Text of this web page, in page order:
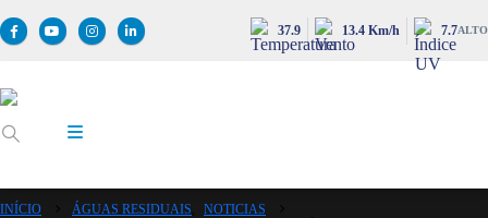
37.9 13.4 Km/h 7.7ALTO
INÍCIO ÁGUAS RESIDUAIS
NOTICIAS